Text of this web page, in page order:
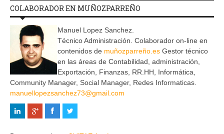
COLABORADOR EN MUÑOZPARREÑO
Manuel Lopez Sanchez.
Técnico Administración. Colaborador on-line en
contenidos de muñozparreño.es Gestor técnico
en las áreas de Contabilidad, administración,
Exportación, Finanzas, RR.HH, Informática,
Community Manager, Social Manager, Redes Informaticas.
manuellopezsanchez73@gmail.com